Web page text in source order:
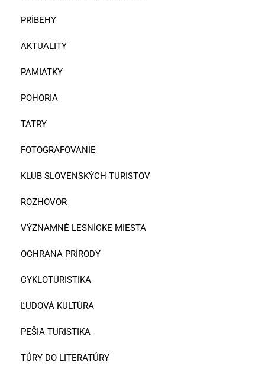
PRÍBEHY
AKTUALITY
PAMIATKY
POHORIA
TATRY
FOTOGRAFOVANIE
KLUB SLOVENSKÝCH TURISTOV
ROZHOVOR
VÝZNAMNÉ LESNÍCKE MIESTA
OCHRANA PRÍRODY
CYKLOTURISTIKA
ĽUDOVÁ KULTÚRA
PEŠIA TURISTIKA
TÚRY DO LITERATÚRY